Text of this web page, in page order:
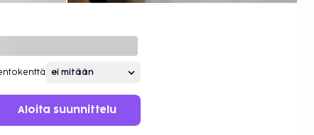
Aloita suunnittelu